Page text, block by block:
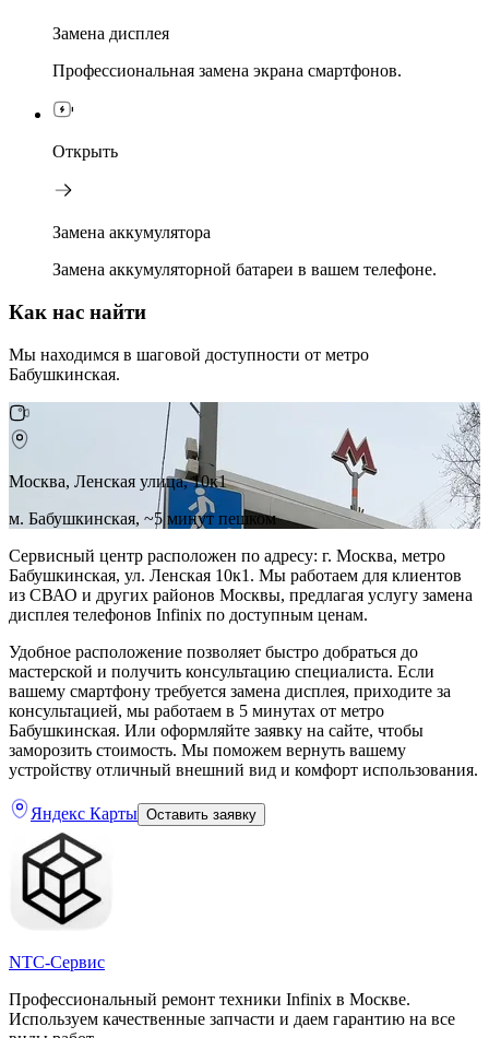
Замена дисплея
Профессиональная замена экрана смартфонов.
Открыть
Замена аккумулятора
Замена аккумуляторной батареи в вашем телефоне.
Как нас найти
Мы находимся в шаговой доступности от метро
Бабушкинская.
Москва, Ленская улица, 10к1
м. Бабушкинская, ~5 минут пешком
Сервисный центр расположен по адресу: г. Москва, метро
Бабушкинская, ул. Ленская 10к1. Мы работаем для клиентов
из СВАО и других районов Москвы, предлагая услугу замена
дисплея телефонов Infinix по доступным ценам.
Удобное расположение позволяет быстро добраться до
мастерской и получить консультацию специалиста. Если
вашему смартфону требуется замена дисплея, приходите за
консультацией, мы работаем в 5 минутах от метро
Бабушкинская. Или оформляйте заявку на сайте, чтобы
заморозить стоимость. Мы поможем вернуть вашему
устройству отличный внешний вид и комфорт использования.
Яндекс Карты Оставить заявку
NTC-Сервис
Профессиональный ремонт техники Infinix в Москве.
Используем качественные запчасти и даем гарантию на все